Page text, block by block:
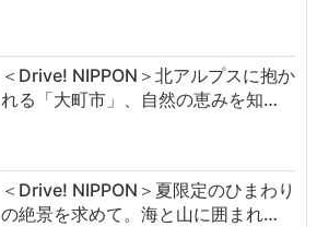
＜Drive! NIPPON＞北アルプスに抱か
れる「大町市」、自然の恵みを知…
＜Drive! NIPPON＞夏限定のひまわり
の絶景を求めて。海と山に囲まれ…